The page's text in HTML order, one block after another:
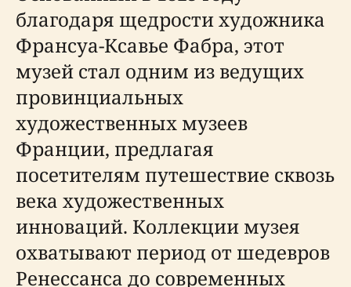
благодаря щедрости художника
Франсуа-Ксавье Фабра, этот
музей стал одним из ведущих
провинциальных
художественных музеев
Франции, предлагая
посетителям путешествие сквозь
века художественных
инноваций. Коллекции музея
охватывают период от шедевров
Ренессанса до современных